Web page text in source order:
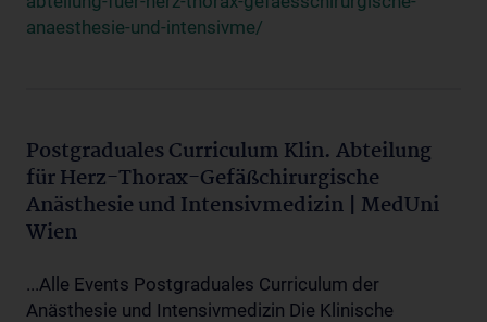
anaesthesie-und-intensivme/
Postgraduales Curriculum Klin. Abteilung
für Herz-Thorax-Gefäßchirurgische
Anästhesie und Intensivmedizin | MedUni
Wien
...Alle Events Postgraduales Curriculum der
Anästhesie und Intensivmedizin Die Klinische